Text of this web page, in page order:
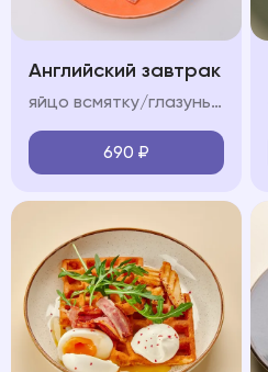
Английский завтрак
яйцо всмятку/глазунья, бекон, колбаски, фасоль в томатном соусе, помидор, тосты
690 ₽